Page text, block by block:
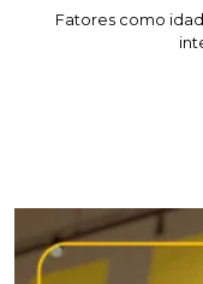
Fatores como